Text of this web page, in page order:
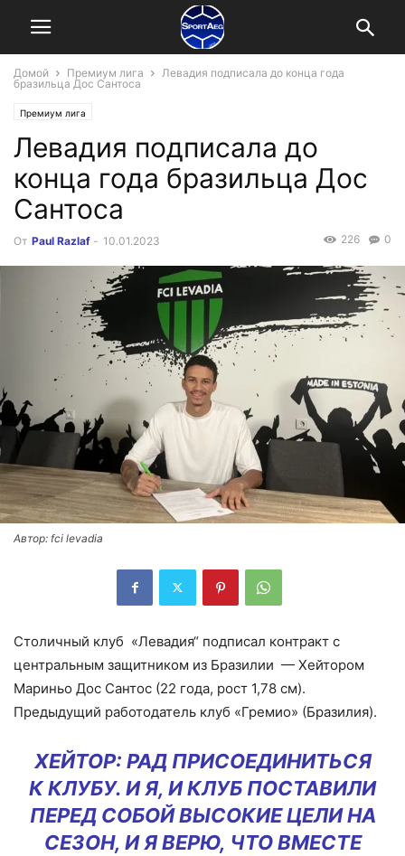
Домой Премиум лига
Левадия подписала до конца года
бразильца Дос Сантоса
Премиум лига
Левадия подписала до
конца года бразильца Дос
Сантоса
От Paul Razlaf - 10.01.2023 0
226
Автор: fci levadia
Столичный клуб «Левадия“ подписал контракт с
центральным защитником из Бразилии — Хейтором
Мариньо Дос Сантос (22 года, рост 1,78 см).
Предыдущий работодатель клуб «Гремио» (Бразилия).
ХЕЙТОР: РАД ПРИСОЕДИНИТЬСЯ
К КЛУБУ. И Я, И КЛУБ ПОСТАВИЛИ
ПЕРЕД СОБОЙ ВЫСОКИЕ ЦЕЛИ НА
СЕЗОН, И Я ВЕРЮ, ЧТО ВМЕСТЕ